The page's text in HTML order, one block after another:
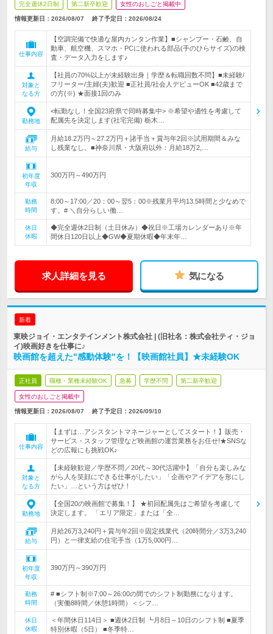
完全週休2日制 第二新卒歓迎 女性のおしごと掲載中
情報更新日：2026/08/07 終了予定日： 2026/08/24
仕事内容
【空調完備で快適な屋内カンタン作業】■シャンプー・石鹸、自
動車、航空機、スマホ・PCに使われる部品(手のひらサイズ)の検
査・データ入力をします♪
対象と
なる方
【社員の70%以上が未経験出身｜学歴＆転職回数不問】■未経験/
フリーター/主婦(夫)歓迎 ■正社員/社会人デビューOK ■42歳まで
の方(※) ★面接1回のみ
勤務地
<転勤なし！全国23府県で同時募集中> ※希望や適性を考慮して
配属先を決定します(社宅完備) 栃木…
給与
月給18.2万円～27.2万円＋諸手当＋賞与年2回※試用期間＆みな
し残業なし。■神奈川県・大阪府以外：月給18万2,…
初年度
年収
300万円～490万円
勤務
時間
8:00～17:00／20：00～翌5：00※残業月平均13.5時間と少なめで
す。# ＼自分らしい働…
休日
休暇
◆完全週休2日制（土日休み）◆祝日※工場カレンダーあり※年
間休日120日以上◆GW◆夏期休暇◆年末年…
求人詳細を見る 気になる
新着
東映ジョイ・エンタテインメント株式会社 | (旧社名：株式会社ティ・ジョ
イ)映画好きを仕事に♪
映画館を超えた"感動体験"を！【映画館社員】★未経験OK
正社員 職種・業種未経験OK 急募 学歴不問 第二新卒歓迎
女性のおしごと掲載中
情報更新日：2026/08/07 終了予定日： 2026/09/10
仕事内容
【まずは…アシスタントマネージャーとしてスタート！】販売・
サービス・スタッフ管理など映画館の運営業務をお任せ!★SNSな
どの広報にも挑戦OK♪
対象と
なる方
【未経験歓迎／学歴不問／20代～30代活躍中】「自分も楽しみな
がら人を笑顔にできる仕事がしたい」「企画やアイデアを形にし
たい」…という方はぜひ！
勤務地
【全国20の映画館で募集！】 ★初回配属先はご希望を考慮して
決定します。 「エリア限定」または「全…
給与
月給26万3,240円＋賞与年2回※固定残業代（20時間分／3万3,240
円）と一律支給の住宅手当（1万5,000円…
初年度
年収
390万円～390万円
勤務
時間
# ■シフト制※7:00～26:00の間でのシフト制勤務になります。
（実働8時間／休憩1時間）＜シフ…
休日
休暇
＜年間休日114日＞ ■週休2日制 ┗月8日～10日のシフト制 ■夏季
特別休暇（5日） ■冬季特…